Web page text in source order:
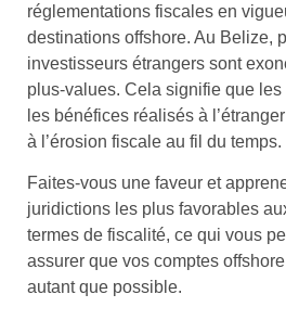
réglementations fiscales en
destinations offshore. Au Belize,
investisseurs étrangers sont
plus-values. Cela signifie que
les bénéfices réalisés à
à l’érosion fiscale au fil du temps.
Faites-vous une faveur et
juridictions les plus favorables
termes de fiscalité, ce qui vous
assurer que vos comptes
autant que possible.